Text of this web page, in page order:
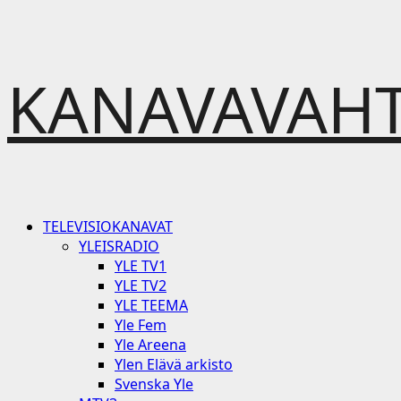
to
content
PrimaryTELEVISIOKANAVAT
YLEISRADIO
YLE TV1
YLE TV2
YLE TEEMA
Yle Fem
Yle Areena
Ylen Elävä arkisto
Svenska Yle